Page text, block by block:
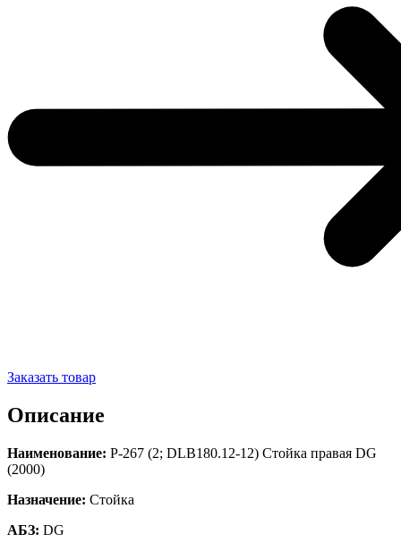
Заказать товар
Описание
Наименование: Р-267 (2; DLB180.12-12) Стойка правая DG
(2000)
Назначение: Стойка
АБЗ: DG